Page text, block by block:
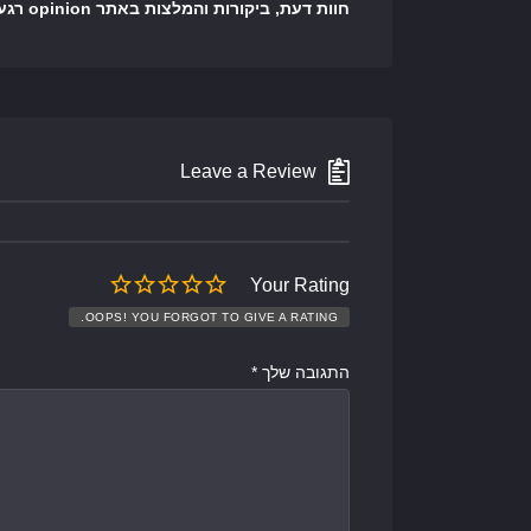
חוות דעת, ביקורות והמלצות באתר opinion רגע לפני שיוצרים קשר
Leave a Review
Your Rating
OOPS! YOU FORGOT TO GIVE A RATING.
התגובה שלך *